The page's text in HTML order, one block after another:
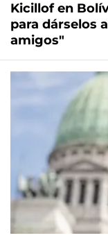
Kicillof en
para dárselos
amigos"